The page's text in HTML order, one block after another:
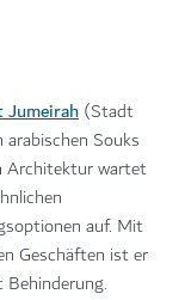
Jumeirah (Stadt
Souks
Architektur wartet
auf. Mit
Geschäften ist er